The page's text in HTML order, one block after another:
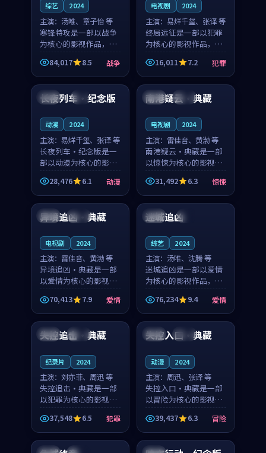
综艺 2024
主演： 汤唯、章子怡 等
寒锋特攻是一部以战争
为核心的影视作品，围
绕危机、反转与人物成
长展开，整体节奏紧
凑，值得推荐观看。
84,017 8.5 战争
电视剧 2024
主演： 易烊千玺、张译 等
终局远征是一部以犯罪
为核心的影视作品，围
绕危机、反转与人物成
长展开，整体节奏紧
凑，值得推荐观看。
16,011 7.2 犯罪
法国 4K
长夜列车·纪念版
动漫 2024
主演： 易烊千玺、张译 等
长夜列车·纪念版是一
部以动漫为核心的影视
作品，围绕危机、反转
与人物成长展开，整体
节奏紧凑，值得推荐观
28,476 6.1 动漫
美国 完结
南港疑云·典藏
电视剧 2024
主演： 雷佳音、黄渤 等
南港疑云·典藏是一部
以惊悚为核心的影视作
品，围绕危机、反转与
人物成长展开，整体节
奏紧凑，值得推荐观
看。
31,492 6.3 惊悚
泰国 院线
异境追凶·典藏
电视剧 2024
主演： 雷佳音、黄渤 等
异境追凶·典藏是一部
以爱情为核心的影视作
品，围绕危机、反转与
人物成长展开，整体节
奏紧凑，值得推荐观
看。
70,413 7.9 爱情
日本 4K
迷城追凶
综艺 2024
主演： 汤唯、沈腾 等
迷城追凶是一部以爱情
为核心的影视作品，围
绕危机、反转与人物成
长展开，整体节奏紧
凑，值得推荐观看。
76,234 9.4 爱情
中国 独播
失控追击·典藏
纪录片 2024
主演： 刘亦菲、周迅 等
失控追击·典藏是一部
以犯罪为核心的影视作
品，围绕危机、反转与
人物成长展开，整体节
奏紧凑，值得推荐观
看。
37,548 6.5 犯罪
英国 高分
失控入口·典藏
动漫 2024
主演： 周迅、张译 等
失控入口·典藏是一部
以冒险为核心的影视作
品，围绕危机、反转与
人物成长展开，整体节
奏紧凑，值得推荐观
看。
39,437 6.3 冒险